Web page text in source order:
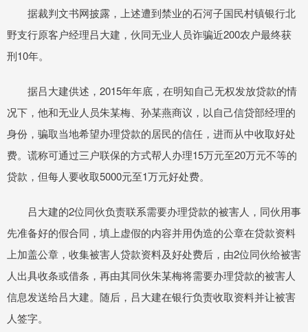
据裁判文书网披露，上述遭到禁业的石河子国民村镇银行北
野支行原客户经理吕大建，伙同无业人员诈骗近200农户最终获
刑10年。
据吕大建供述，2015年年底，在明知自己无权发放贷款的情
况下，他和无业人员朱某梅、孙某燕商议，以自己信贷部经理的
身份，骗取当地希望办理贷款的居民的信任，进而从中收取好处
费。谎称可通过三户联保的方式帮人办理15万元至20万元不等的
贷款，但每人要收取5000元至1万元好处费。
吕大建的2位同伙负责联系需要办理贷款的被害人，同伙用事
先准备好的假合同，填上虚假的内容并用伪造的公章在贷款资料
上加盖公章，收集被害人贷款资料及好处费后，由2位同伙给被害
人出具收条或借条，再由其同伙朱某梅将需要办理贷款的被害人
信息发送给吕大建。随后，吕大建在银行负责收取资料并让被害
人签字。